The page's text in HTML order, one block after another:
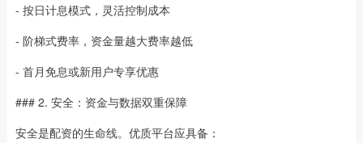
- 按日计息模式，灵活控制成本
- 阶梯式费率，资金量越大费率越低
- 首月免息或新用户专享优惠
### 2. 安全：资金与数据双重保障
安全是配资的生命线。优质平台应具备：